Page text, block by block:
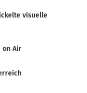
visuelle
on Air